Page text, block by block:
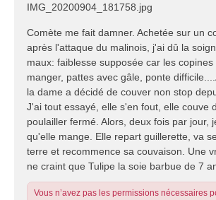
s
g
e
IMG_20200904_181758.jpg
Comète me fait damner. Achetée sur un
après l'attaque du malinois, j'ai dû la
maux: faiblesse supposée car les
manger, pattes avec gâle, ponte
la dame a décidé de couver non stop
J'ai tout essayé, elle s'en fout, elle couve
poulailler fermé. Alors, deux fois par jour,
qu'elle mange. Elle repart guillerette, va
terre et recommence sa couvaison. Une
ne craint que Tulipe la soie barbue de 7
Vous n’avez pas les permissions nécessaires